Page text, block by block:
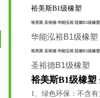
裕美斯B1级橡塑
裕美斯 圣裕德 华能泓裕 阻燃B1级橡塑
华能泓裕B1级橡塑
裕美斯 圣裕德 华能泓裕 阻燃B1级橡塑
圣裕德B1级橡塑
裕美斯B1级橡塑
1、绿色环保：不含